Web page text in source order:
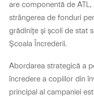
are componentă de
strângerea de fonduri
grădinițe și școli de stat
Școala Încrederii.
Abordarea strategică a
încredere a copiilor din
principal al campaniei